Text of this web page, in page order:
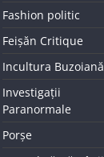
Fashion politic
Feișăn Critique
Incultura Buzoiană
Investigații
Paranormale
Porșe